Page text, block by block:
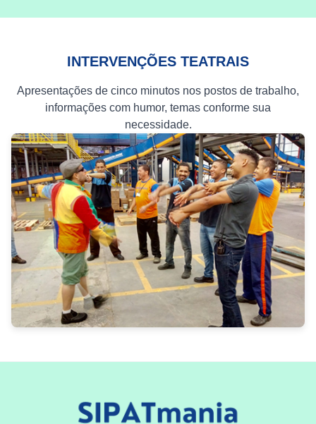
INTERVENÇÕES TEATRAIS
Apresentações de cinco minutos nos postos de trabalho,
informações com humor, temas conforme sua
necessidade.